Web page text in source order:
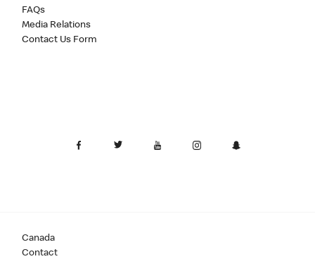
FAQs
Media Relations
Contact Us Form
Canada
Contact